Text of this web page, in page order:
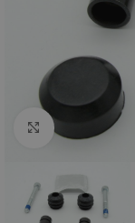
Click to enlarge